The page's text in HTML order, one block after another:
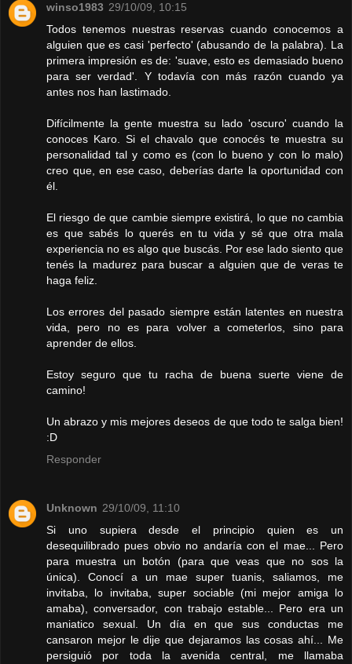
winso1983 29/10/09, 10:15
Todos tenemos nuestras reservas cuando conocemos a
alguien que es casi 'perfecto' (abusando de la palabra). La
primera impresión es de: 'suave, esto es demasiado bueno
para ser verdad'. Y todavía con más razón cuando ya
antes nos han lastimado.
Difícilmente la gente muestra su lado 'oscuro' cuando la
conoces Karo. Si el chavalo que conocés te muestra su
personalidad tal y como es (con lo bueno y con lo malo)
creo que, en ese caso, deberías darte la oportunidad con
él.
El riesgo de que cambie siempre existirá, lo que no cambia
es que sabés lo querés en tu vida y sé que otra mala
experiencia no es algo que buscás. Por ese lado siento que
tenés la madurez para buscar a alguien que de veras te
haga feliz.
Los errores del pasado siempre están latentes en nuestra
vida, pero no es para volver a cometerlos, sino para
aprender de ellos.
Estoy seguro que tu racha de buena suerte viene de
camino!
Un abrazo y mis mejores deseos de que todo te salga bien!
:D
Responder
Unknown 29/10/09, 11:10
Si uno supiera desde el principio quien es un
desequilibrado pues obvio no andaría con el mae... Pero
para muestra un botón (para que veas que no sos la
única). Conocí a un mae super tuanis, saliamos, me
invitaba, lo invitaba, super sociable (mi mejor amiga lo
amaba), conversador, con trabajo estable... Pero era un
maniatico sexual. Un día en que sus conductas me
cansaron mejor le dije que dejaramos las cosas ahí... Me
persiguió por toda la avenida central, me llamaba